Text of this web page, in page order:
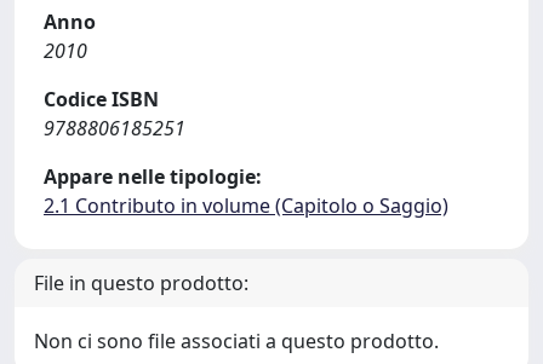
Anno
2010
Codice ISBN
9788806185251
Appare nelle tipologie:
2.1 Contributo in volume (Capitolo o Saggio)
File in questo prodotto:
Non ci sono file associati a questo prodotto.